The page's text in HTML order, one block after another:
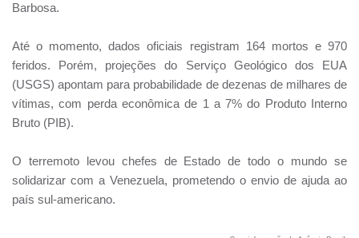
Barbosa.
Até o momento, dados oficiais registram 164 mortos e 970
feridos. Porém, projeções do Serviço Geológico dos EUA
(USGS) apontam para probabilidade de dezenas de milhares de
vítimas, com perda econômica de 1 a 7% do Produto Interno
Bruto (PIB).
O terremoto levou chefes de Estado de todo o mundo se
solidarizar com a Venezuela, prometendo o envio de ajuda ao
país sul-americano.